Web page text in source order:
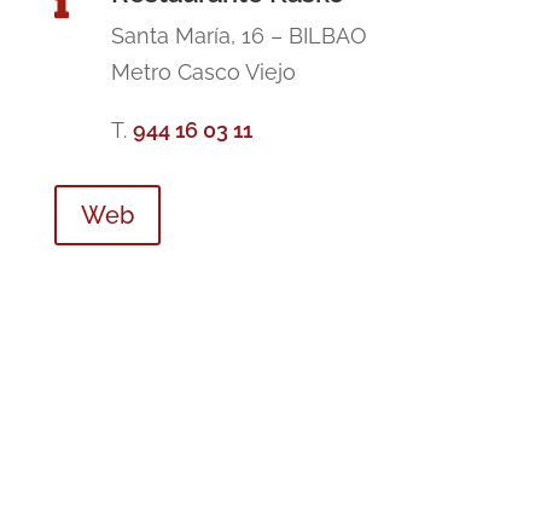
Santa María, 16 – BILBAO
Metro Casco Viejo
T. 944 16 03 11
Web